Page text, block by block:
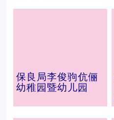
保良局李俊驹伉俪
幼稚园暨幼儿园